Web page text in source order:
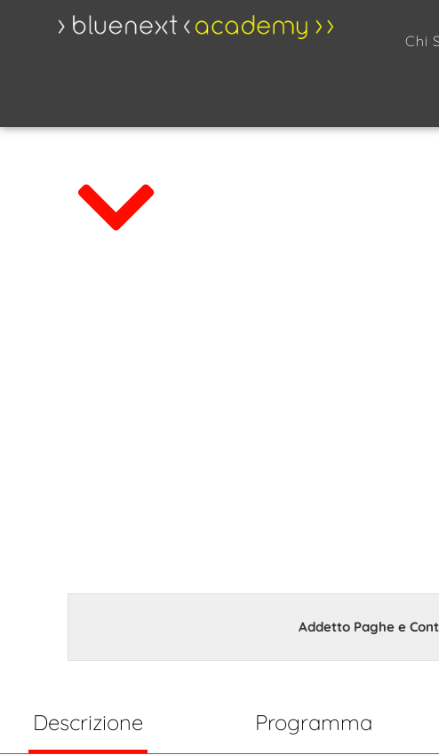
Chi
Addetto Paghe e
Descrizione Programma